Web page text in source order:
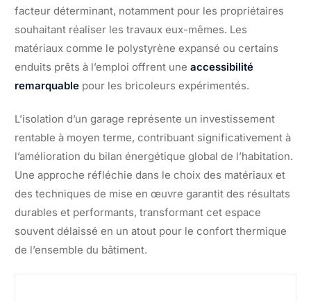
facteur déterminant, notamment pour les propriétaires
souhaitant réaliser les travaux eux-mêmes. Les
matériaux comme le polystyrène expansé ou certains
enduits prêts à l’emploi offrent une accessibilité
remarquable pour les bricoleurs expérimentés.
L’isolation d’un garage représente un investissement
rentable à moyen terme, contribuant significativement à
l’amélioration du bilan énergétique global de l’habitation.
Une approche réfléchie dans le choix des matériaux et
des techniques de mise en œuvre garantit des résultats
durables et performants, transformant cet espace
souvent délaissé en un atout pour le confort thermique
de l’ensemble du bâtiment.